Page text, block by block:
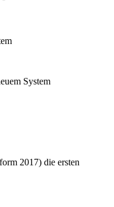
System
2017) die ersten